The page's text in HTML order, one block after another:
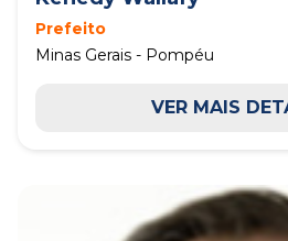
Prefeito
Minas Gerais - Pompéu
VER MAIS